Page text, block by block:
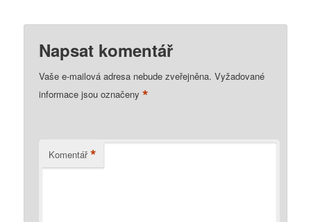
Napsat komentář
Vaše e-mailová adresa nebude zveřejněna. Vyžadované
informace jsou označeny*
Komentář *